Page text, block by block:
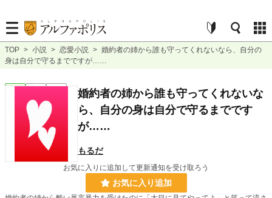
TOP > 小説 > 恋愛小説 > 婚約者の姉から誰も守ってくれないなら、自分の
身は自分で守るまでですが……
恋愛 完結 短編
婚約者の姉から誰も守ってくれないな
ら、自分の身は自分で守るまでです
が……
もるだ
お気に入りに追加して更新通知を受け取ろう
お気に入り追加